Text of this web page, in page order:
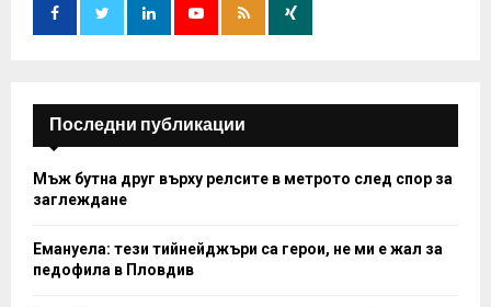
:
H
Последни публикации
Мъж бутна друг върху релсите в метрото след спор за
заглеждане
Емануела: тези тийнейджъри са герои, не ми е жал за
педофила в Пловдив